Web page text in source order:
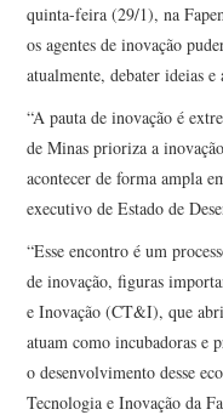
quinta-feira (29/1), na
os agentes de inovação
atualmente, debater ideias
“A pauta de inovação é
de Minas prioriza a
acontecer de forma ampla
executivo de Estado de
“Esse encontro é um
de inovação, figuras
e Inovação (CT&I), que
atuam como incubadoras e
o desenvolvimento desse
Tecnologia e Inovação da